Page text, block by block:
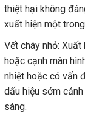
thiệt hại không
xuất hiện một
Vết cháy nhỏ:
hoặc cạnh màn
nhiệt hoặc có vấn
dấu hiệu sớm
sáng.